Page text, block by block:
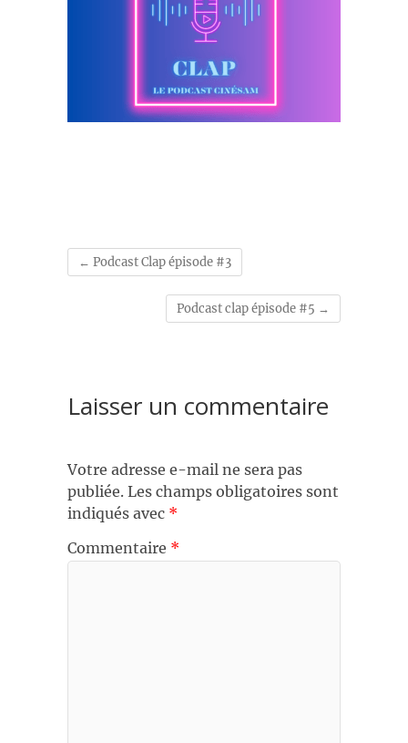
← Podcast Clap épisode #3
Podcast clap épisode #5 →
Laisser un commentaire
Votre adresse e-mail ne sera pas
publiée. Les champs obligatoires sont
indiqués avec *
Commentaire *